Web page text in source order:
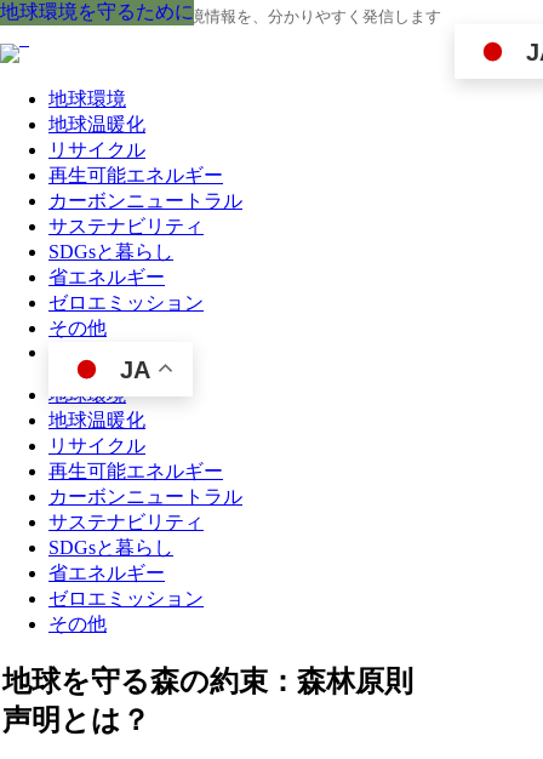
地球の今と未来に役立つ環境情報を、分かりやすく発信します
地球環境
地球温暖化
リサイクル
再生可能エネルギー
カーボンニュートラル
サステナビリティ
SDGsと暮らし
省エネルギー
ゼロエミッション
その他
JA
地球環境
地球温暖化
リサイクル
再生可能エネルギー
カーボンニュートラル
サステナビリティ
SDGsと暮らし
省エネルギー
ゼロエミッション
その他
地球を守る森の約束：森林原則
声明とは？
地球環境を守るために
地球環境を守るために
地球環境を守るために
地球環境を守るために
地球環境を守るために
地球環境を守るために
地球環境を守るために
地球環境を守るために
地球環境を守るために